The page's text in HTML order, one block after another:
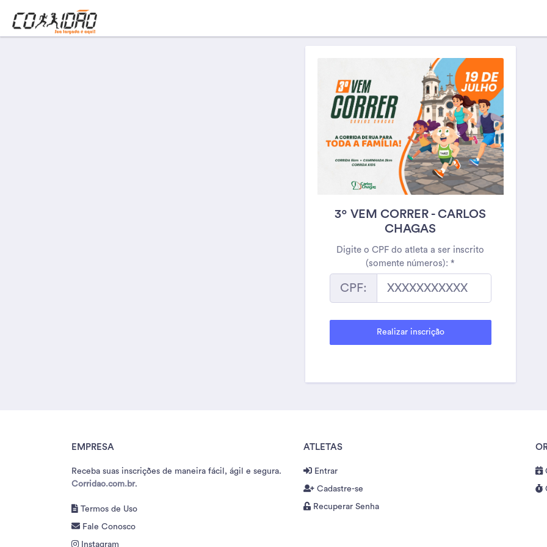
3º VEM CORRER - CARLOS
CHAGAS
Digite o CPF do atleta a ser inscrito
(somente números): *
CPF:
EMPRESA
Receba suas inscrições de maneira fácil, ágil e segura.
Corridao.com.br.
Termos de Uso
Fale Conosco
Instagram
ATLETAS
Entrar
Cadastre-se
Recuperar Senha